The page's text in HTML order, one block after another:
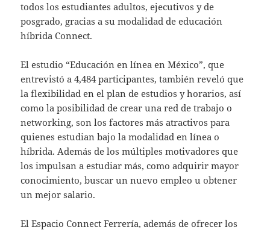
todos los estudiantes adultos, ejecutivos y de
posgrado, gracias a su modalidad de educación
híbrida Connect.
El estudio “Educación en línea en México”, que
entrevistó a 4,484 participantes, también reveló que
la flexibilidad en el plan de estudios y horarios, así
como la posibilidad de crear una red de trabajo o
networking, son los factores más atractivos para
quienes estudian bajo la modalidad en línea o
híbrida. Además de los múltiples motivadores que
los impulsan a estudiar más, como adquirir mayor
conocimiento, buscar un nuevo empleo u obtener
un mejor salario.
El Espacio Connect Ferrería, además de ofrecer los